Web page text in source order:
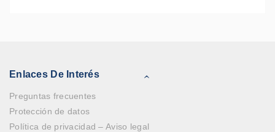
Enlaces De Interés
Preguntas frecuentes
Protección de datos
Política de privacidad – Aviso legal